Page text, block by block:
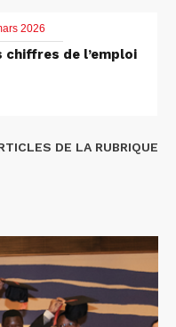
2026
chiffres de l’emploi
DE LA RUBRIQUE